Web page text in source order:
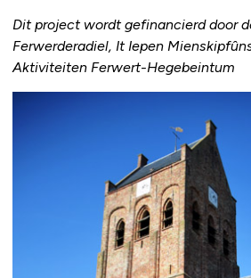
Dit project wordt gefinancierd door
Ferwerderadiel, It Iepen
Aktiviteiten Ferwert-Hegebeintum